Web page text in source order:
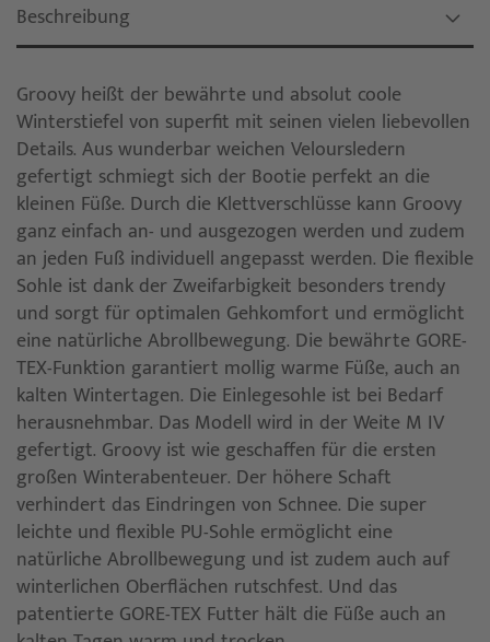
Beschreibung
Groovy heißt der bewährte und absolut coole
Winterstiefel von superfit mit seinen vielen liebevollen
Details. Aus wunderbar weichen Veloursledern
gefertigt schmiegt sich der Bootie perfekt an die
kleinen Füße. Durch die Klettverschlüsse kann Groovy
ganz einfach an- und ausgezogen werden und zudem
an jeden Fuß individuell angepasst werden. Die flexible
Sohle ist dank der Zweifarbigkeit besonders trendy
und sorgt für optimalen Gehkomfort und ermöglicht
eine natürliche Abrollbewegung. Die bewährte GORE-
TEX-Funktion garantiert mollig warme Füße, auch an
kalten Wintertagen. Die Einlegesohle ist bei Bedarf
herausnehmbar. Das Modell wird in der Weite M IV
gefertigt. Groovy ist wie geschaffen für die ersten
großen Winterabenteuer. Der höhere Schaft
verhindert das Eindringen von Schnee. Die super
leichte und flexible PU-Sohle ermöglicht eine
natürliche Abrollbewegung und ist zudem auch auf
winterlichen Oberflächen rutschfest. Und das
patentierte GORE-TEX Futter hält die Füße auch an